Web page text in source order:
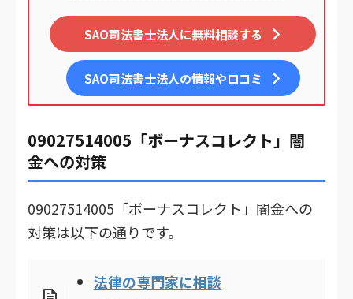
SAO司法書士法人に無料相談する
SAO司法書士法人の情報や口コミ
09027514005「ボーナスコレクト」闇
金への対策
09027514005「ボーナスコレクト」闇金への
対策は以下の通りです。
法律の専門家に相談